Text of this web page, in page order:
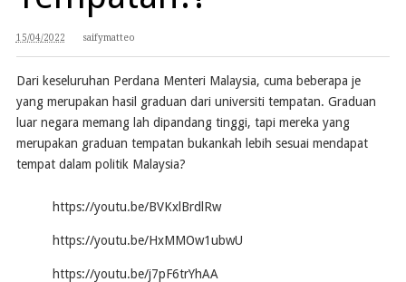
15/04/2022 saifymatteo
Dari keseluruhan Perdana Menteri Malaysia, cuma beberapa je
yang merupakan hasil graduan dari universiti tempatan. Graduan
luar negara memang lah dipandang tinggi, tapi mereka yang
merupakan graduan tempatan bukankah lebih sesuai mendapat
tempat dalam politik Malaysia?
https://youtu.be/BVKxlBrdlRw
https://youtu.be/HxMMOw1ubwU
https://youtu.be/j7pF6trYhAA